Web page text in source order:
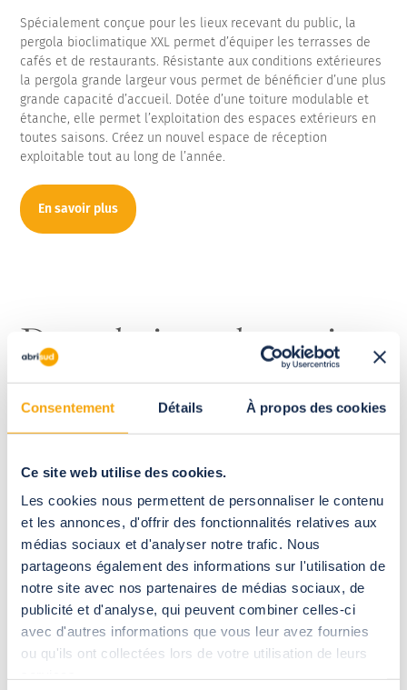
Consentement Détails À propos des cookies
Ce site web utilise des cookies.
Les cookies nous permettent de personnaliser le contenu
et les annonces, d'offrir des fonctionnalités relatives aux
médias sociaux et d'analyser notre trafic. Nous
partageons également des informations sur l'utilisation de
notre site avec nos partenaires de médias sociaux, de
publicité et d'analyse, qui peuvent combiner celles-ci
avec d'autres informations que vous leur avez fournies
ou qu'ils ont collectées lors de votre utilisation de leurs
Spécialement conçue pour les lieux recevant du public, la
pergola bioclimatique XXL permet d’équiper les terrasses de
cafés et de restaurants. Résistante aux conditions extérieures
la pergola grande largeur vous permet de bénéficier d’une plus
grande capacité d’accueil. Dotée d’une toiture modulable et
étanche, elle permet l’exploitation des espaces extérieurs en
toutes saisons. Créez un nouvel espace de réception
exploitable tout au long de l’année.
En savoir plus
Des solutions alternatives
pourprolonger la saison